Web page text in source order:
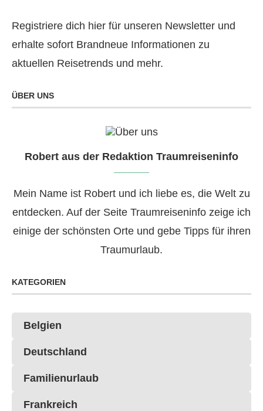
Registriere dich hier für unseren Newsletter und
erhalte sofort Brandneue Informationen zu
aktuellen Reisetrends und mehr.
ÜBER UNS
Robert aus der Redaktion Traumreiseninfo
Mein Name ist Robert und ich liebe es, die Welt zu
entdecken. Auf der Seite Traumreiseninfo zeige ich
einige der schönsten Orte und gebe Tipps für ihren
Traumurlaub.
KATEGORIEN
Belgien
Deutschland
Familienurlaub
Frankreich